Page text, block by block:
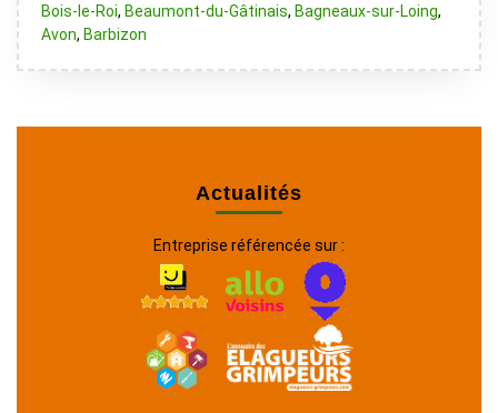
Bois-le-Roi, Beaumont-du-Gâtinais, Bagneaux-sur-Loing,
Avon, Barbizon
Actualités
Entreprise référencée sur :